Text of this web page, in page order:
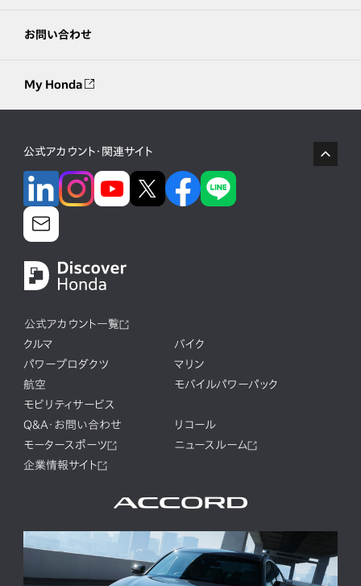
お問い合わせ
My Honda
公式アカウント・関連サイト
公式アカウント一覧
クルマ
バイク
パワープロダクツ
マリン
航空
モバイルパワーパック
モビリティサービス
Q&A・お問い合わせ
リコール
モータースポーツ
ニュースルーム
企業情報サイト